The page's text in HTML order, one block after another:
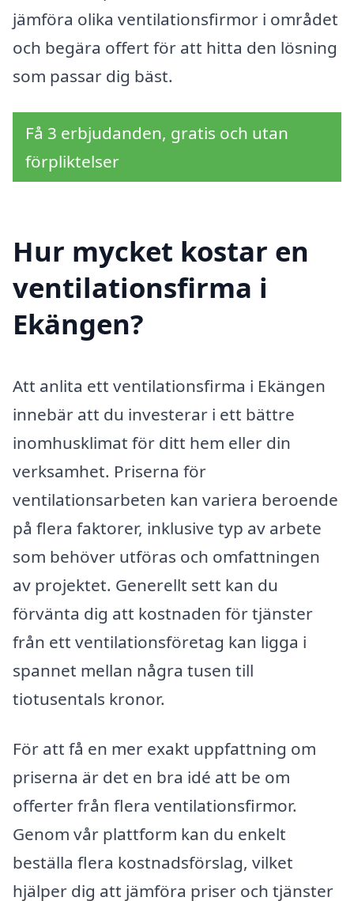
jämföra olika ventilationsfirmor i området
och begära offert för att hitta den lösning
som passar dig bäst.
Få 3 erbjudanden, gratis och utan
förpliktelser
Hur mycket kostar en
ventilationsfirma i
Ekängen?
Att anlita ett ventilationsfirma i Ekängen
innebär att du investerar i ett bättre
inomhusklimat för ditt hem eller din
verksamhet. Priserna för
ventilationsarbeten kan variera beroende
på flera faktorer, inklusive typ av arbete
som behöver utföras och omfattningen
av projektet. Generellt sett kan du
förvänta dig att kostnaden för tjänster
från ett ventilationsföretag kan ligga i
spannet mellan några tusen till
tiotusentals kronor.
För att få en mer exakt uppfattning om
priserna är det en bra idé att be om
offerter från flera ventilationsfirmor.
Genom vår plattform kan du enkelt
beställa flera kostnadsförslag, vilket
hjälper dig att jämföra priser och tjänster